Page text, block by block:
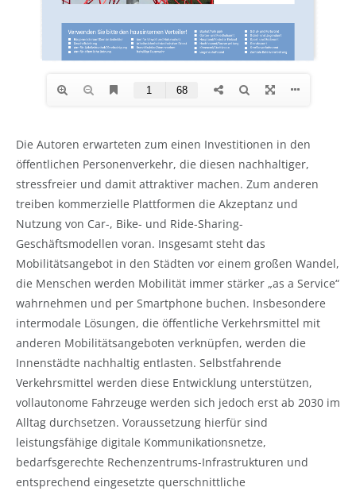
Die Autoren erwarteten zum einen Investitionen in den
öffentlichen Personenverkehr, die diesen nachhaltiger,
stressfreier und damit attraktiver machen. Zum anderen
treiben kommerzielle Plattformen die Akzeptanz und
Nutzung von Car-, Bike- und Ride-Sharing-
Geschäftsmodellen voran. Insgesamt steht das
Mobilitätsangebot in den Städten vor einem großen Wandel,
die Menschen werden Mobilität immer stärker „as a Service“
wahrnehmen und per Smartphone buchen. Insbesondere
intermodale Lösungen, die öffentliche Verkehrsmittel mit
anderen Mobilitätsangeboten verknüpfen, werden die
Innenstädte nachhaltig entlasten. Selbstfahrende
Verkehrsmittel werden diese Entwicklung unterstützen,
vollautonome Fahrzeuge werden sich jedoch erst ab 2030 im
Alltag durchsetzen. Voraussetzung hierfür sind
leistungsfähige digitale Kommunikationsnetze,
bedarfsgerechte Rechenzentrums-Infrastrukturen und
entsprechend eingesetzte querschnittliche